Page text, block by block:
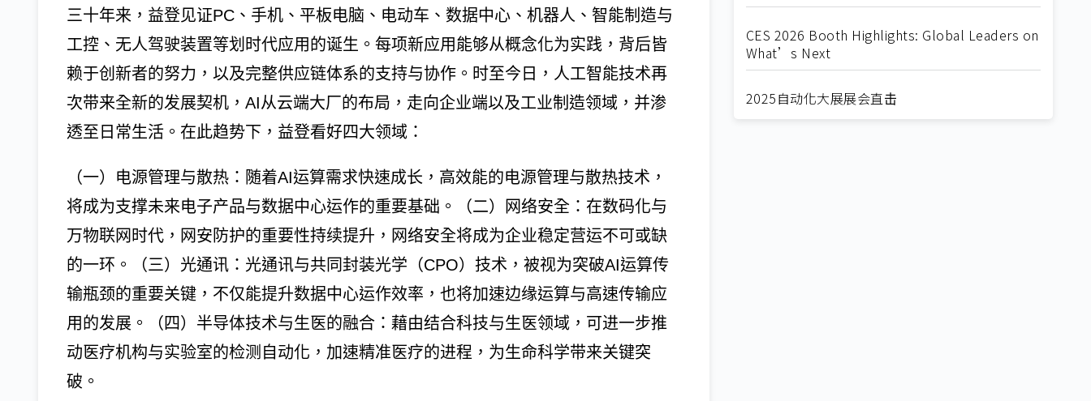
三十年来，益登见证PC、手机、平板电脑、电动车、数据中心、机器人、智能制造与
工控、无人驾驶装置等划时代应用的诞生。每项新应用能够从概念化为实践，背后皆
赖于创新者的努力，以及完整供应链体系的支持与协作。时至今日，人工智能技术再
次带来全新的发展契机，AI从云端大厂的布局，走向企业端以及工业制造领域，并渗
透至日常生活。在此趋势下，益登看好四大领域：
（一）电源管理与散热：随着AI运算需求快速成长，高效能的电源管理与散热技术，
将成为支撑未来电子产品与数据中心运作的重要基础。（二）网络安全：在数码化与
万物联网时代，网安防护的重要性持续提升，网络安全将成为企业稳定营运不可或缺
的一环。（三）光通讯：光通讯与共同封装光学（CPO）技术，被视为突破AI运算传
输瓶颈的重要关键，不仅能提升数据中心运作效率，也将加速边缘运算与高速传输应
用的发展。（四）半导体技术与生医的融合：藉由结合科技与生医领域，可进一步推
动医疗机构与实验室的检测自动化，加速精准医疗的进程，为生命科学带来关键突
破。
CES 2026 Booth Highlights: Global Leaders on
What’s Next
2025自动化大展展会直击